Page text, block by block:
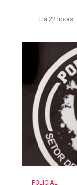
Há 22 horas
POLICIAL